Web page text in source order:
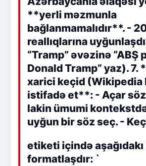
**yerli məzmunla
bağlanmamalıdır**. -
reallıqlarına
“Tramp” əvəzinə “ABŞ
Donald Tramp” yaz). 7.
xarici keçid (Wikipedia
istifadə et**: - Açar
lakin ümumi
uyğun bir söz seç. -
etiketi içində
formatlaşdır: `